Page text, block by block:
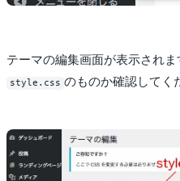
テーマの編集画面が表示され
style.css のものか確認してく